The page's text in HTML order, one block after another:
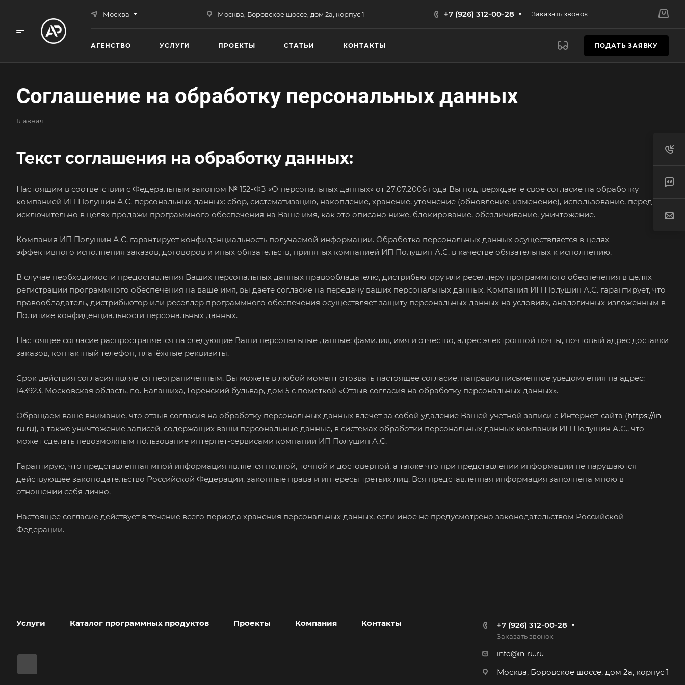
Москва Москва, Боровское шоссе, дом 2а, корпус 1 +7 (926) 312-00-28 Заказать звонок
АГЕНСТВО УСЛУГИ ПРОЕКТЫ СТАТЬИ КОНТАКТЫ ПОДАТЬ ЗАЯВКУ
Соглашение на обработку персональных данных
Главная
Текст соглашения на обработку данных:
Настоящим в соответствии с Федеральным законом № 152-ФЗ «О персональных данных» от 27.07.2006 года Вы подтверждаете свое согласие на обработку
компанией ИП Полушин А.С. персональных данных: сбор, систематизацию, накопление, хранение, уточнение (обновление, изменение), использование, передачу
исключительно в целях продажи программного обеспечения на Ваше имя, как это описано ниже, блокирование, обезличивание, уничтожение.
Компания ИП Полушин А.С. гарантирует конфиденциальность получаемой информации. Обработка персональных данных осуществляется в целях
эффективного исполнения заказов, договоров и иных обязательств, принятых компанией ИП Полушин А.С. в качестве обязательных к исполнению.
В случае необходимости предоставления Ваших персональных данных правообладателю, дистрибьютору или реселлеру программного обеспечения в целях
регистрации программного обеспечения на ваше имя, вы даёте согласие на передачу ваших персональных данных. Компания ИП Полушин А.С. гарантирует, что
правообладатель, дистрибьютор или реселлер программного обеспечения осуществляет защиту персональных данных на условиях, аналогичных изложенным в
Политике конфиденциальности персональных данных.
Настоящее согласие распространяется на следующие Ваши персональные данные: фамилия, имя и отчество, адрес электронной почты, почтовый адрес доставки
заказов, контактный телефон, платёжные реквизиты.
Срок действия согласия является неограниченным. Вы можете в любой момент отозвать настоящее согласие, направив письменное уведомления на адрес:
143923, Московская область, г.о. Балашиха, Горенский бульвар, дом 5 с пометкой «Отзыв согласия на обработку персональных данных».
Обращаем ваше внимание, что отзыв согласия на обработку персональных данных влечёт за собой удаление Вашей учётной записи с Интернет-сайта (https://in-
ru.ru), а также уничтожение записей, содержащих ваши персональные данные, в системах обработки персональных данных компании ИП Полушин А.С., что
может сделать невозможным пользование интернет-сервисами компании ИП Полушин А.С.
Гарантирую, что представленная мной информация является полной, точной и достоверной, а также что при представлении информации не нарушаются
действующее законодательство Российской Федерации, законные права и интересы третьих лиц. Вся представленная информация заполнена мною в
отношении себя лично.
Настоящее согласие действует в течение всего периода хранения персональных данных, если иное не предусмотрено законодательством Российской
Федерации.
Услуги Каталог программных продуктов Проекты Компания Контакты +7 (926) 312-00-28
Заказать звонок
info@in-ru.ru
Москва, Боровское шоссе, дом 2а, корпус 1